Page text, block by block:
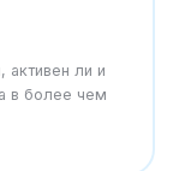
активен ли и
в более чем